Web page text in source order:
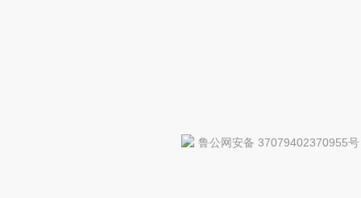
鲁公网安备 37079402370955号